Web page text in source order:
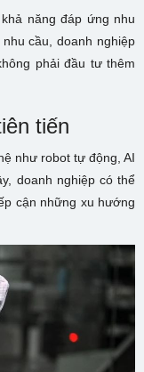
năng đáp ứng nhu
cầu, doanh nghiệp
phải đầu tư thêm
tiến
như robot tự động, AI
doanh nghiệp có thể
cận những xu hướng